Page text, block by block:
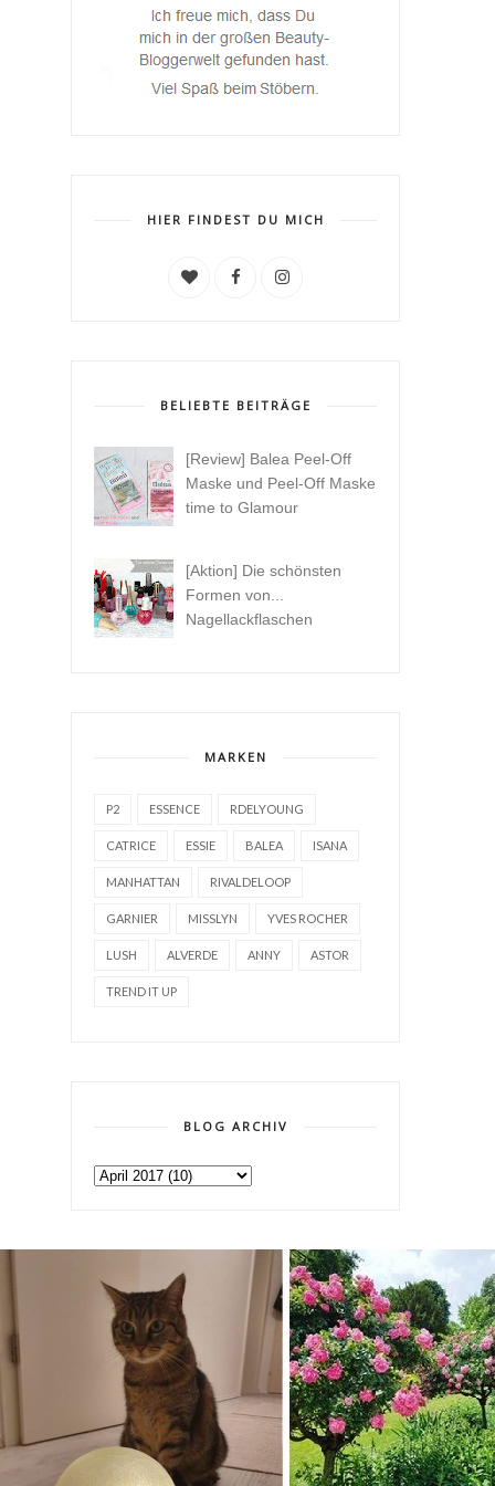
HIER FINDEST DU MICH
BELIEBTE BEITRÄGE
[Review] Balea Peel-Off
Maske und Peel-Off Maske
time to Glamour
[Aktion] Die schönsten
Formen von...
Nagellackflaschen
MARKEN
P2 ESSENCE RDELYOUNG
CATRICE ESSIE BALEA ISANA
MANHATTAN RIVALDELOOP
GARNIER MISSLYN YVES ROCHER
LUSH ALVERDE ANNY ASTOR
TREND IT UP
BLOG ARCHIV